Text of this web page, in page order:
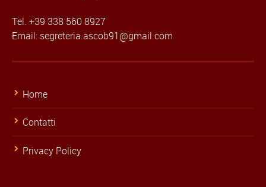
Tel. +39 338 560 8927
Email: segreteria.ascob91@gmail.com
Home
Contatti
Privacy Policy